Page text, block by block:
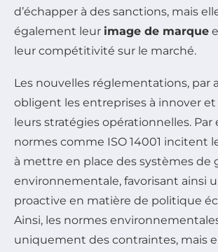
d’échapper à des sanctions, mais
également leur image de marque
leur compétitivité sur le marché.
Les nouvelles réglementations, par
obligent les entreprises à innover et
leurs stratégies opérationnelles. Par
normes comme ISO 14001 incitent
à mettre en place des systèmes de
environnementale, favorisant ainsi
proactive en matière de politique
Ainsi, les normes
uniquement des contraintes, mais